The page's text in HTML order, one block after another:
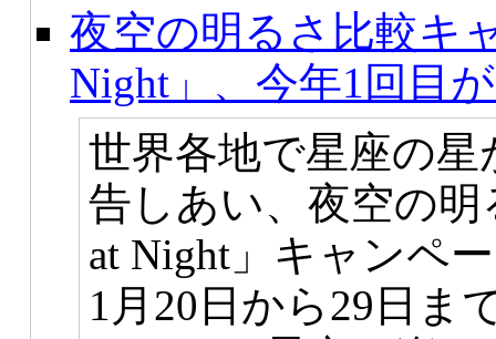
夜空の明るさ比較キ
Night」、今年1回目
世界各地で星座の
告しあい、夜空の
at Night」キャンペ
1月20日から29日ま